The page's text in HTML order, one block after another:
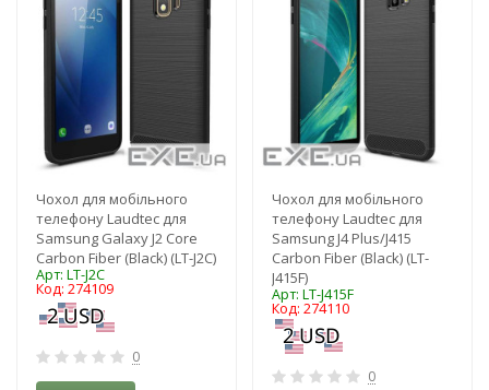
Чохол для мобільного
телефону Laudtec для
Samsung Galaxy J2 Core
Carbon Fiber (Black) (LT-J2C)
Арт: LT-J2C
Код: 274109
0
Чохол для мобільного
телефону Laudtec для
Samsung J4 Plus/J415
Carbon Fiber (Black) (LT-
J415F)
Арт: LT-J415F
Код: 274110
0